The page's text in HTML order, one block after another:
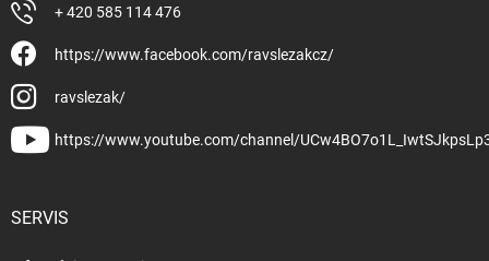
+ 420 585 114 476
https://www.facebook.com/ravslezakcz/
ravslezak/
https://www.youtube.com/channel/
SERVIS